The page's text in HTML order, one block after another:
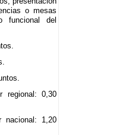
o mesas
funcional del
regional: 0,30
nacional: 1,20